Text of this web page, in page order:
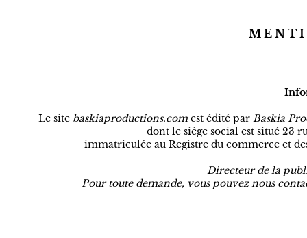
M E N T I
Le site baskiaproductions.com est édité par Baskia
dont le siège social est situé 23
immatriculée au Registre du commerce et
Directeur de la
Pour toute demande, vous pouvez nous